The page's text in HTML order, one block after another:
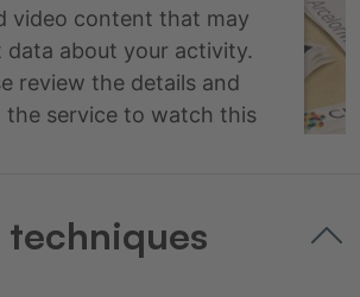
video content that may
data about your activity.
review the details and
the service to watch this
techniques